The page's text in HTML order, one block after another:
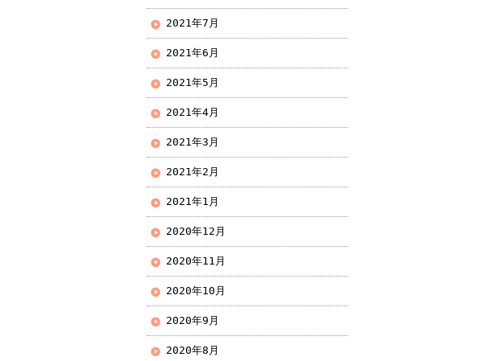
2021年7月
2021年6月
2021年5月
2021年4月
2021年3月
2021年2月
2021年1月
2020年12月
2020年11月
2020年10月
2020年9月
2020年8月